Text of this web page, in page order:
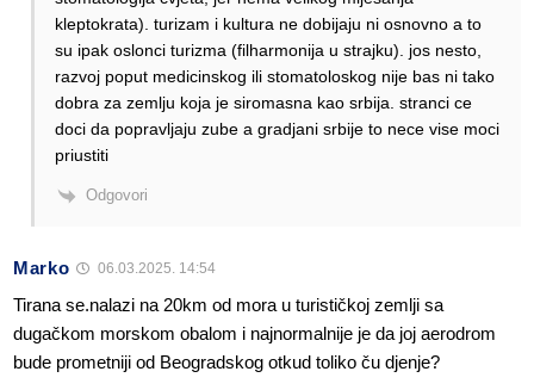
kleptokrata). turizam i kultura ne dobijaju ni osnovno a to
su ipak oslonci turizma (filharmonija u strajku). jos nesto,
razvoj poput medicinskog ili stomatoloskog nije bas ni tako
dobra za zemlju koja je siromasna kao srbija. stranci ce
doci da popravljaju zube a gradjani srbije to nece vise moci
priustiti
Odgovori
Marko 06.03.2025. 14:54
Tirana se.nalazi na 20km od mora u turističkoj zemlji sa
dugačkom morskom obalom i najnormalnije je da joj aerodrom
bude prometniji od Beogradskog otkud toliko ču djenje?